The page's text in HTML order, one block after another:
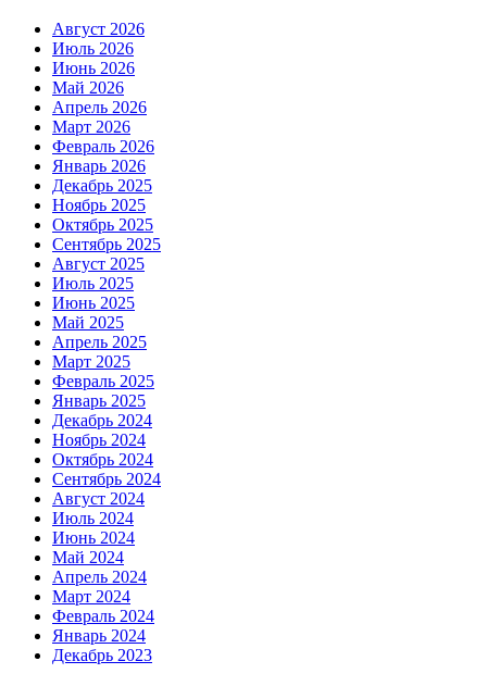
Август 2026
Июль 2026
Июнь 2026
Май 2026
Апрель 2026
Март 2026
Февраль 2026
Январь 2026
Декабрь 2025
Ноябрь 2025
Октябрь 2025
Сентябрь 2025
Август 2025
Июль 2025
Июнь 2025
Май 2025
Апрель 2025
Март 2025
Февраль 2025
Январь 2025
Декабрь 2024
Ноябрь 2024
Октябрь 2024
Сентябрь 2024
Август 2024
Июль 2024
Июнь 2024
Май 2024
Апрель 2024
Март 2024
Февраль 2024
Январь 2024
Декабрь 2023